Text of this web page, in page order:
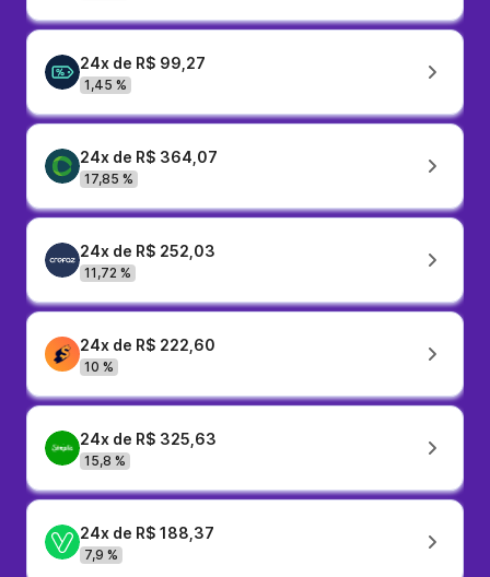
24x de R$ 99,27
1,45 %
24x de R$ 364,07
17,85 %
24x de R$ 252,03
11,72 %
24x de R$ 222,60
10 %
24x de R$ 325,63
15,8 %
24x de R$ 188,37
7,9 %